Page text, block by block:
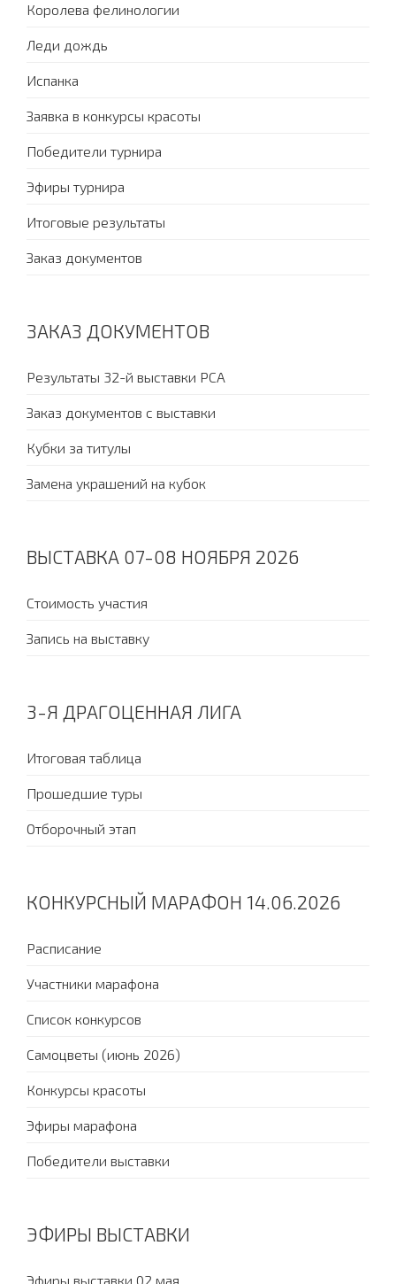
Королева фелинологии
Леди дождь
Испанка
Заявка в конкурсы красоты
Победители турнира
Эфиры турнира
Итоговые результаты
Заказ документов
ЗАКАЗ ДОКУМЕНТОВ
Результаты 32-й выставки PCA
Заказ документов с выставки
Кубки за титулы
Замена украшений на кубок
ВЫСТАВКА 07-08 НОЯБРЯ 2026
Стоимость участия
Запись на выставку
3-Я ДРАГОЦЕННАЯ ЛИГА
Итоговая таблица
Прошедшие туры
Отборочный этап
КОНКУРСНЫЙ МАРАФОН 14.06.2026
Расписание
Участники марафона
Список конкурсов
Самоцветы (июнь 2026)
Конкурсы красоты
Эфиры марафона
Победители выставки
ЭФИРЫ ВЫСТАВКИ
Эфиры выставки 02 мая